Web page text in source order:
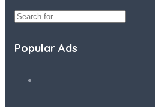
Popular Ads